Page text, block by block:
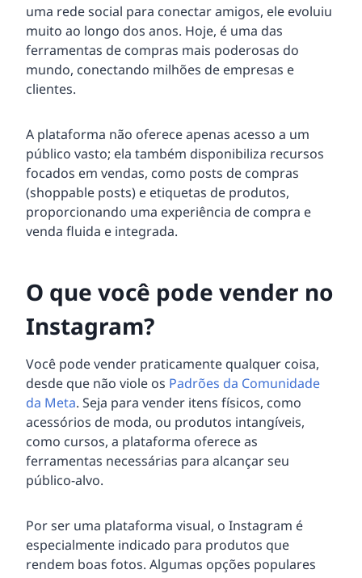
uma rede social para conectar amigos, ele evoluiu
muito ao longo dos anos. Hoje, é uma das
ferramentas de compras mais poderosas do
mundo, conectando milhões de empresas e
clientes.
A plataforma não oferece apenas acesso a um
público vasto; ela também disponibiliza recursos
focados em vendas, como posts de compras
(shoppable posts) e etiquetas de produtos,
proporcionando uma experiência de compra e
venda fluida e integrada.
O que você pode vender no
Instagram?
Você pode vender praticamente qualquer coisa,
desde que não viole os Padrões da Comunidade
da Meta. Seja para vender itens físicos, como
acessórios de moda, ou produtos intangíveis,
como cursos, a plataforma oferece as
ferramentas necessárias para alcançar seu
público-alvo.
Por ser uma plataforma visual, o Instagram é
especialmente indicado para produtos que
rendem boas fotos. Algumas opções populares